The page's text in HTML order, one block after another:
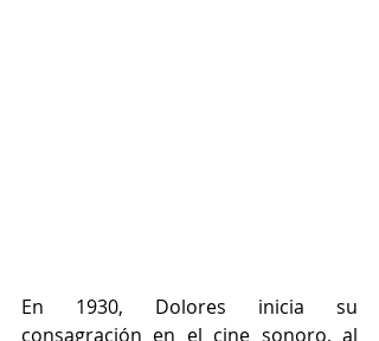
En 1930, Dolores inicia su
consagración en el cine sonoro, al